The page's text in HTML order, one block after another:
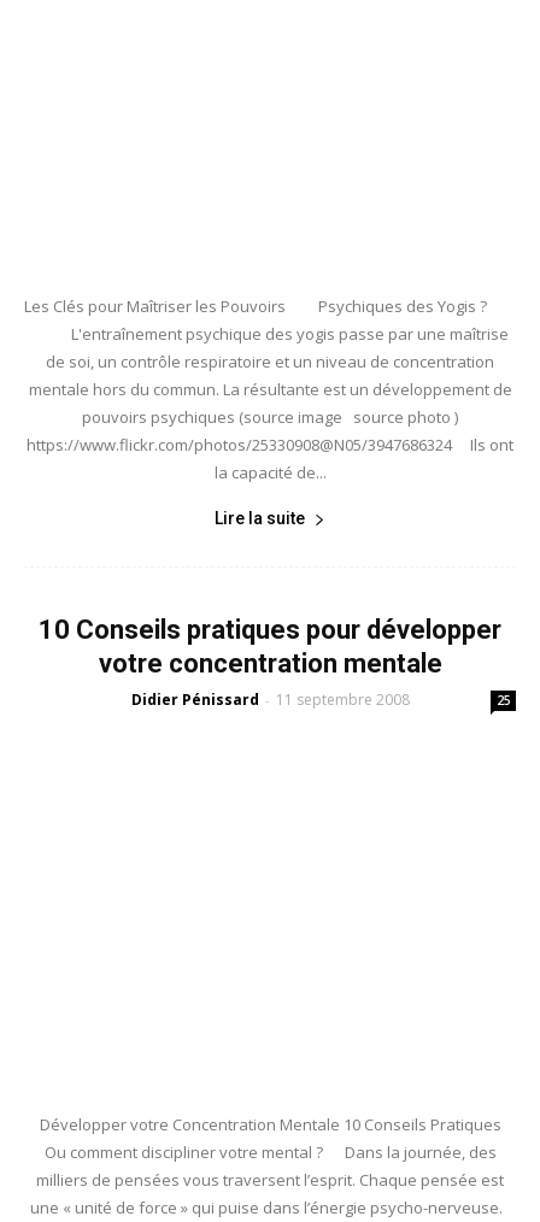
Les Clés pour Maîtriser les Pouvoirs Psychiques des Yogis ?
L'entraînement psychique des yogis passe par une maîtrise
de soi, un contrôle respiratoire et un niveau de concentration
mentale hors du commun. La résultante est un développement de
pouvoirs psychiques (source image source photo )
https://www.flickr.com/photos/25330908@N05/3947686324 Ils ont
la capacité de...
Lire la suite
10 Conseils pratiques pour développer
votre concentration mentale
Didier Pénissard - 11 septembre 2008 25
Développer votre Concentration Mentale 10 Conseils Pratiques
Ou comment discipliner votre mental ? Dans la journée, des
milliers de pensées vous traversent l’esprit. Chaque pensée est
une « unité de force » qui puise dans l’énergie psycho-nerveuse.